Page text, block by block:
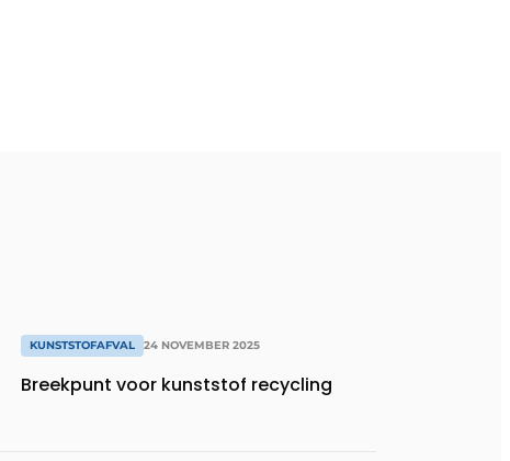
KUNSTSTOFAFVAL 24 NOVEMBER 2025
Breekpunt voor kunststof recycling